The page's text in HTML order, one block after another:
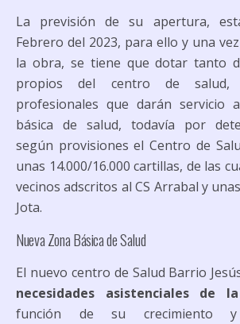
La previsión de su apertura,
Febrero del 2023, para ello y una
la obra, se tiene que dotar tanto
propios del centro de
profesionales que darán servicio
básica de salud, todavía por
según provisiones el Centro de
unas 14.000/16.000 cartillas, de las
vecinos adscritos al CS Arrabal y
Jota.
Nueva Zona Básica de Salud
El nuevo centro de Salud Barrio
necesidades asistenciales de
función de su crecimiento y